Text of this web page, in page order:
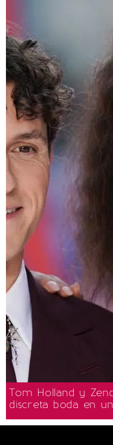
Tom Holland y
discreta boda en